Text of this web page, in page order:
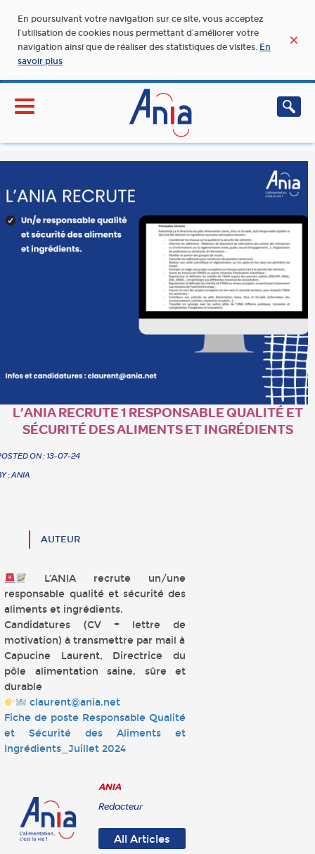
En poursuivant votre navigation sur ce site, vous acceptez
l’utilisation de cookies nous permettant d’améliorer votre
navigation ainsi que de réaliser des statistiques de visites. En
savoir plus
L’ANIA RECRUTE 1 RESPONSABLE QUALITÉ ET
SÉCURITÉ DES ALIMENTS ET INGRÉDIENTS
ON : 13-07-24
: ANIA
AUTEUR
L’ANIA recrute un/une
responsable qualité et sécurité des
aliments et ingrédients.
Candidatures (CV + lettre de
motivation) à transmettre par mail à
Capucine Laurent, Directrice du
pôle alimentation saine, sûre et
durable
claurent@ania.net
Fiche de poste Responsable Qualité
et Sécurité des Aliments et
Ingrédients_Juillet 2024
ANIA
Redacteur
All Articles